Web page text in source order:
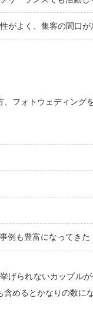
がよく、集客の間口
フォトウェディン
例も豊富になってきた
げられないカップル
めるとかなりの数に